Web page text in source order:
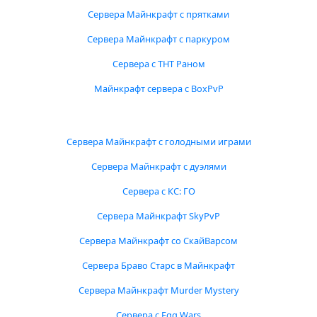
Сервера Майнкрафт с прятками
Сервера Майнкрафт с паркуром
Сервера с ТНТ Раном
Майнкрафт сервера с BoxPvP
Сервера Майнкрафт с голодными играми
Сервера Майнкрафт с дуэлями
Сервера с КС: ГО
Сервера Майнкрафт SkyPvP
Сервера Майнкрафт со СкайВарсом
Сервера Браво Старс в Майнкрафт
Сервера Майнкрафт Murder Mystery